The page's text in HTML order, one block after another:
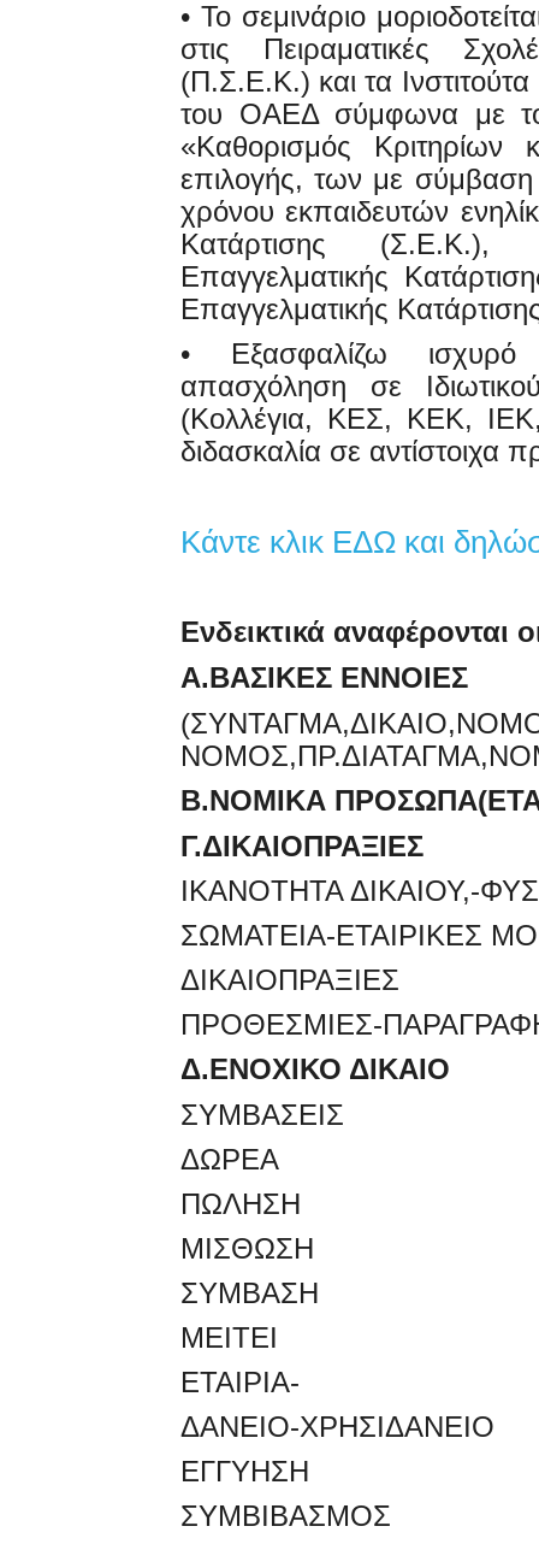
• Το σεμινάριο
στις Πειραματικές
(Π.Σ.Ε.Κ.) και τα
του ΟΑΕΔ σύμφωνα με
«Καθορισμός Κριτηρίων
επιλογής, των με σύμβαση
χρόνου εκπαιδευτών
Κατάρτισης (Σ.Ε.Κ.),
Επαγγελματικής
Επαγγελματικής
• Εξασφαλίζω ισχυρό
απασχόληση σε
(Κολλέγια, ΚΕΣ, ΚΕΚ,
διδασκαλία σε
Κάντε κλικ ΕΔΩ και
Ενδεικτικά αναφέρονται
Α.ΒΑΣΙΚΕΣ ΕΝΝΟΙΕΣ
Β.ΝΟΜΙΚΑ
Γ.ΔΙΚΑΙΟΠΡΑΞΙΕΣ
ΙΚΑΝΟΤΗΤΑ ΔΙΚΑΙΟΥ,-
ΣΩΜΑΤΕΙΑ-ΕΤΑΙΡΙΚΕΣ
ΔΙΚΑΙΟΠΡΑΞΙΕΣ
ΠΡΟΘΕΣΜΙΕΣ-
Δ.ΕΝΟΧΙΚΟ ΔΙΚΑΙΟ
ΣΥΜΒΑΣΕΙΣ
ΔΩΡΕΑ
ΠΩΛΗΣΗ
ΜΙΣΘΩΣΗ
ΣΥΜΒΑΣΗ
ΜΕΙΤΕΙ
ΕΤΑΙΡΙΑ-
ΔΑΝΕΙΟ-ΧΡΗΣΙΔΑΝΕΙΟ
ΕΓΓΥΗΣΗ
ΣΥΜΒΙΒΑΣΜΟΣ